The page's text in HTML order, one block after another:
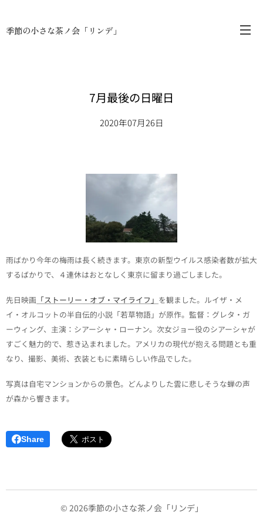
季節の小さな茶ノ会「リンデ」
7月最後の日曜日
2020年07月26日
雨ばかり今年の梅雨は長く続きます。東京の新型ウイルス感染者数が拡大
するばかりで、４連休はおとなしく東京に留まり過ごしました。
先日映画 「ストーリー・オブ・マイライフ」 を観ました。ルイザ・メ
イ・オルコットの半自伝的小説「若草物語」が原作。監督：グレタ・ガ
ーウィング、主演：シアーシャ・ローナン。次女ジョー役のシアーシャが
すごく魅力的で、惹き込まれました。アメリカの現代が抱える問題とも重
なり、撮影、美術、衣装ともに素晴らしい作品でした。
写真は自宅マンションからの景色。どんよりした雲に悲しそうな蝉の声
が森から響きます。
Share
© 2026季節の小さな茶ノ会「リンデ」